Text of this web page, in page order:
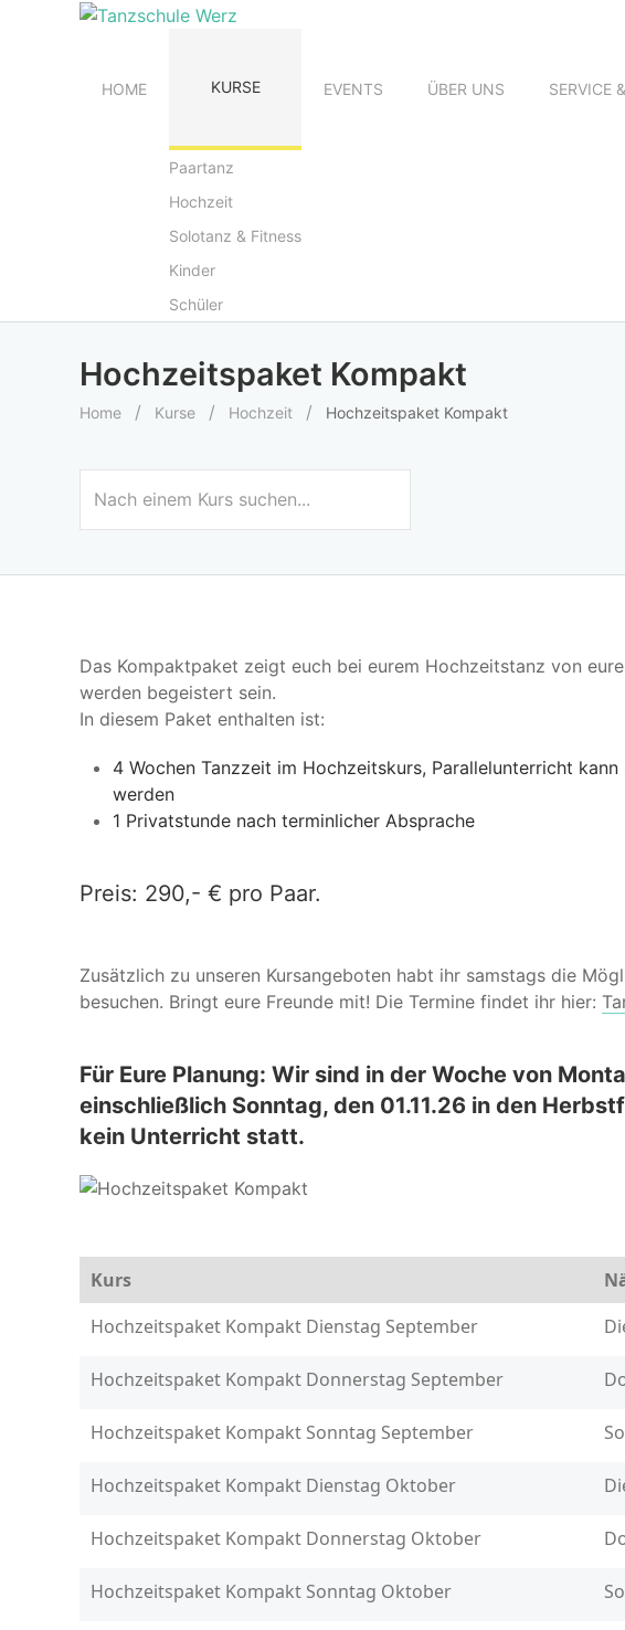
HOME KURSE
Paartanz
Hochzeit
Solotanz & Fitness
Kinder
Schüler
EVENTS ÜBER UNS SERVICE
Hochzeitspaket Kompakt
Home Kurse Hochzeit Hochzeitspaket Kompakt
Das Kompaktpaket zeigt euch bei eurem Hochzeitstanz von
werden begeistert sein.
In diesem Paket enthalten ist:
4 Wochen Tanzzeit im Hochzeitskurs, Parallelunterricht
werden
1 Privatstunde nach terminlicher Absprache
Preis: 290,- € pro Paar.
Zusätzlich zu unseren Kursangeboten habt ihr samstags die
besuchen. Bringt eure Freunde mit! Die Termine findet ihr hier:
Für Eure Planung: Wir sind in der Woche von
einschließlich Sonntag, den 01.11.26 in den
kein Unterricht statt.